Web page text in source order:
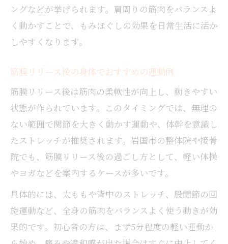
ングなどが挙げられます。肩周りの筋肉をバランスよ
く動かすことで、もみほぐしの効果を日常生活に活か
しやすくなります。
筋膜リリース後の身体でおすすめの運動例
筋膜リリース後は筋肉の柔軟性が向上し、動きやすい
状態が作られています。このタイミングでは、無理の
ない範囲で関節を大きく動かす運動や、体幹を意識し
たストレッチが推奨されます。岩国市の整体院や接骨
院でも、筋膜リリース後の過ごし方として、軽い体操
やヨガなどを案内するケースが多いです。
具体的には、太ももや背中のストレッチ、股関節の回
旋運動など、全身の筋肉をバランスよく使う動きが効
果的です。初心者の方は、まず5分程度の軽い運動か